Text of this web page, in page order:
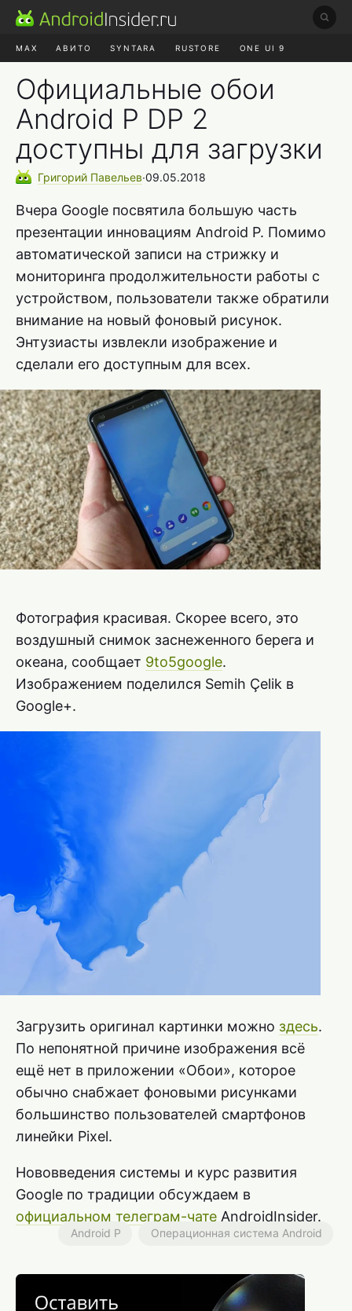
MAX АВИТО SYNTARA RUSTORE ONE UI 9
Официальные обои
Android P DP 2
доступны для загрузки
Григорий Павельев∙09.05.2018
Вчера Google посвятила большую часть
презентации инновациям Android P. Помимо
автоматической записи на стрижку и
мониторинга продолжительности работы с
устройством, пользователи также обратили
внимание на новый фоновый рисунок.
Энтузиасты извлекли изображение и
сделали его доступным для всех.
Фотография красивая. Скорее всего, это
воздушный снимок заснеженного берега и
океана, сообщает 9to5google.
Изображением поделился Semih Çelik в
Google+.
Загрузить оригинал картинки можно здесь.
По непонятной причине изображения всё
ещё нет в приложении «Обои», которое
обычно снабжает фоновыми рисунками
большинство пользователей смартфонов
линейки Pixel.
Нововведения системы и курс развития
Google по традиции обсуждаем в
официальном телеграм-чате AndroidInsider.
Android P Операционная система Android